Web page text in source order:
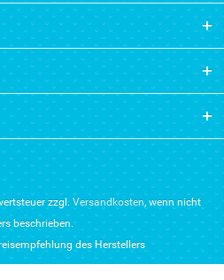
zzgl. Versandkosten, wenn nicht
beschrieben.
des Herstellers